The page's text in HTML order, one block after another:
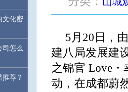
文化密
司怎么
荐？
5月20日，
建八局发展建
之锦官 Love
动，在成都蔚